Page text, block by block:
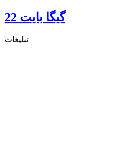
گيگا بايت 22
تبلیغات